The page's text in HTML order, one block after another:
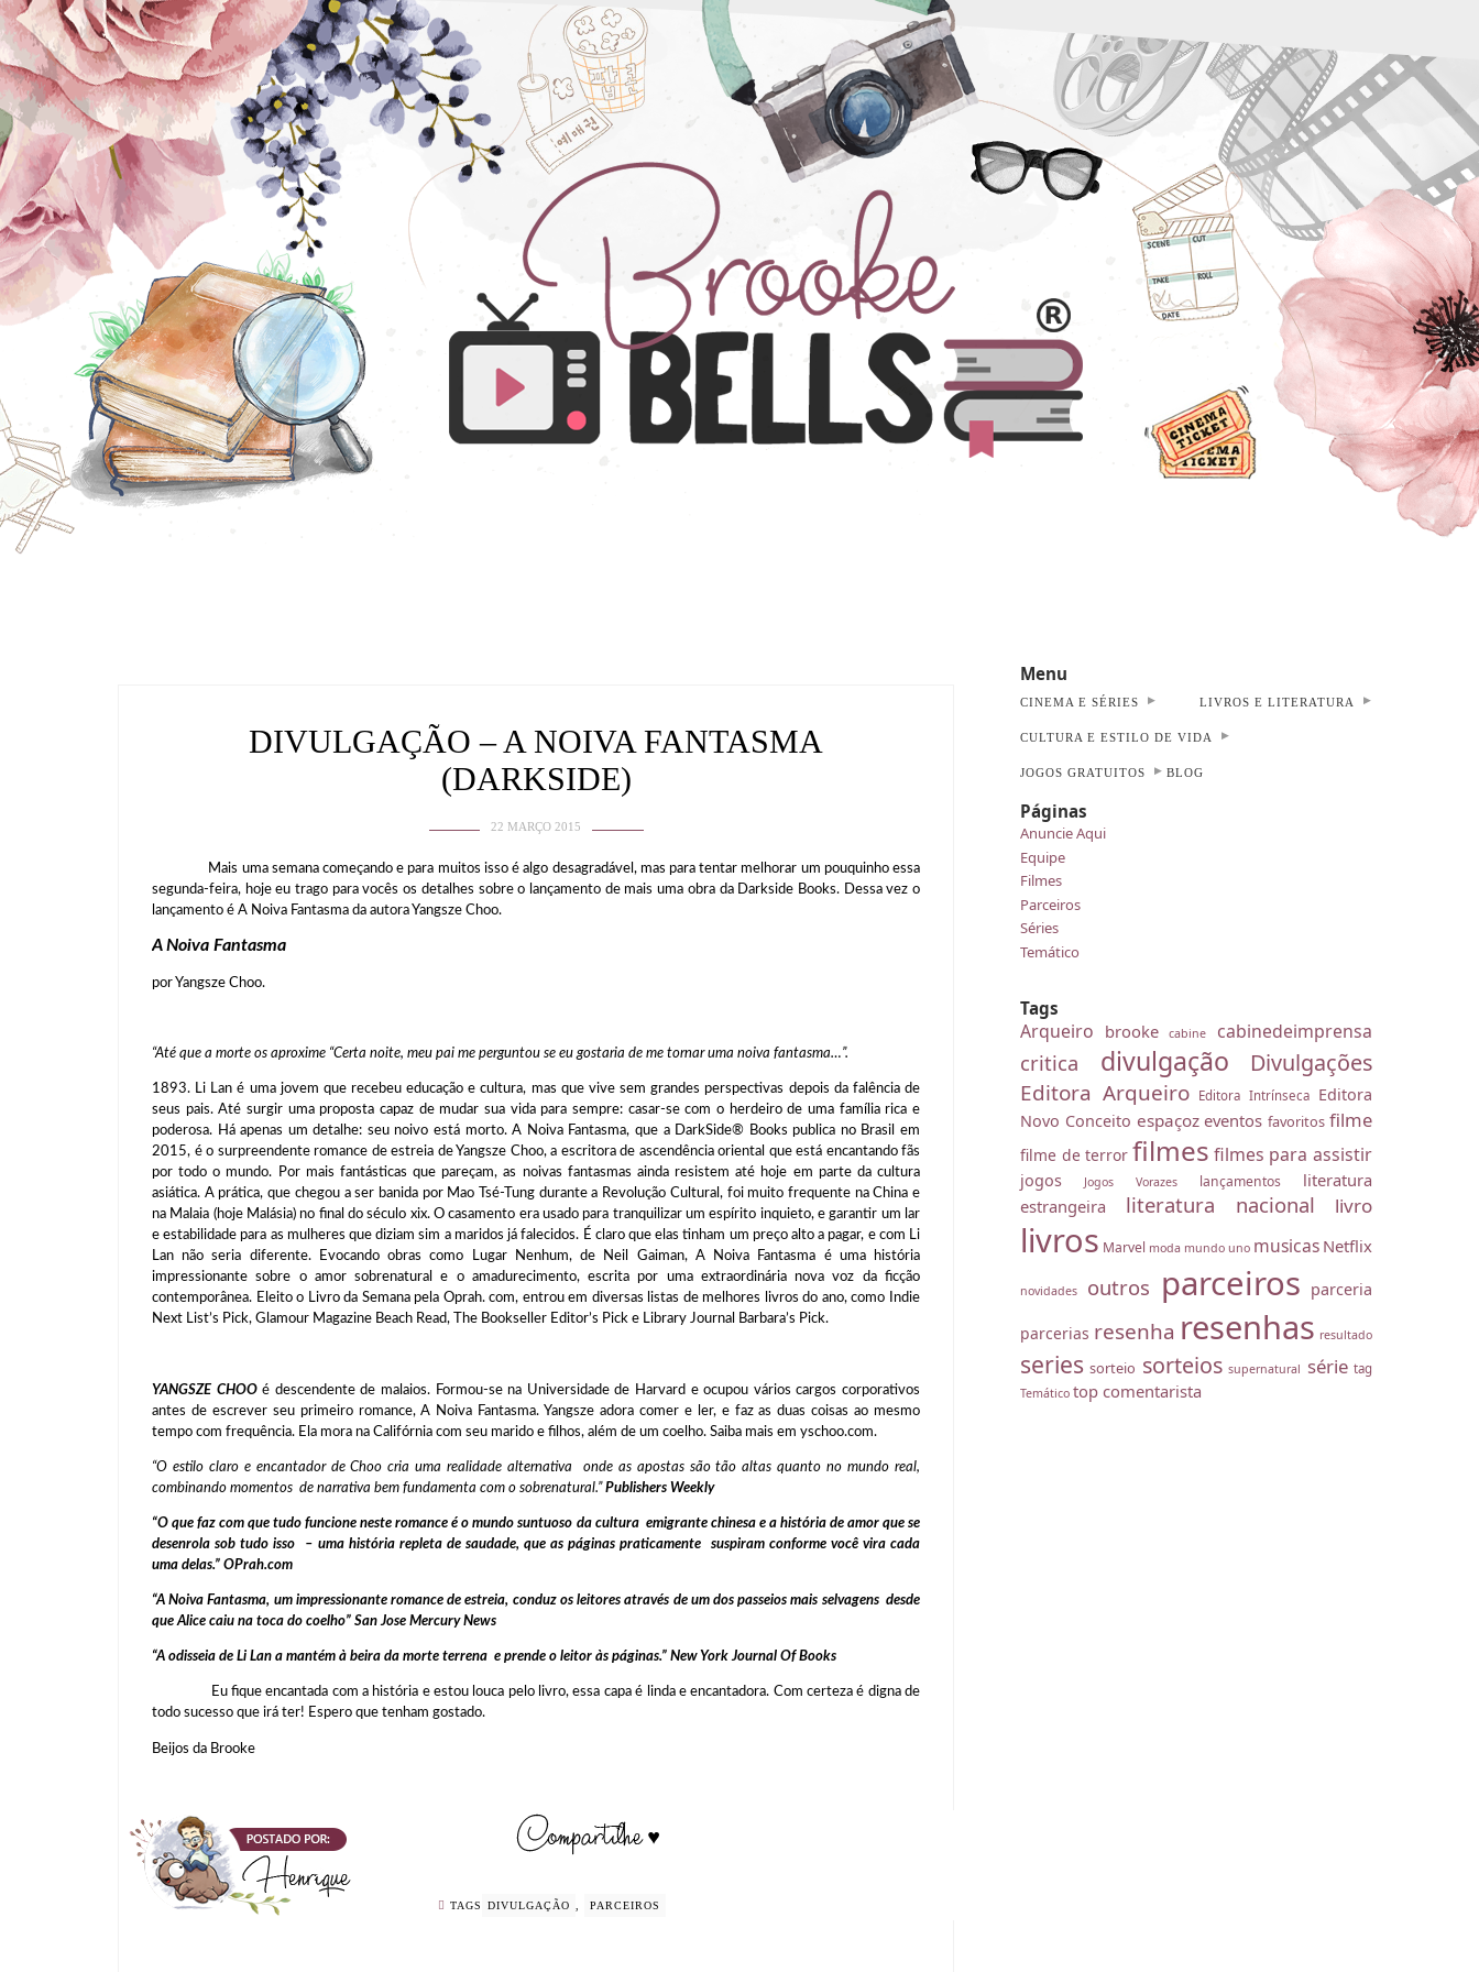
DIVULGAÇÃO – A NOIVA FANTASMA
(DARKSIDE)
22 MARÇO 2015
Mais uma semana começando e para muitos isso é algo desagradável, mas para tentar melhorar um pouquinho essa
segunda-feira, hoje eu trago para vocês os detalhes sobre o lançamento de mais uma obra da Darkside Books. Dessa vez o
lançamento é A Noiva Fantasma da autora Yangsze Choo.
A Noiva Fantasma
por Yangsze Choo.
“Até que a morte os aproxime “Certa noite, meu pai me perguntou se eu gostaria de me tornar uma noiva fantasma…”.
1893. Li Lan é uma jovem que recebeu educação e cultura, mas que vive sem grandes perspectivas depois da falência de
seus pais. Até surgir uma proposta capaz de mudar sua vida para sempre: casar-se com o herdeiro de uma família rica e
poderosa. Há apenas um detalhe: seu noivo está morto. A Noiva Fantasma, que a DarkSide® Books publica no Brasil em
2015, é o surpreendente romance de estreia de Yangsze Choo, a escritora de ascendência oriental que está encantando fãs
por todo o mundo. Por mais fantásticas que pareçam, as noivas fantasmas ainda resistem até hoje em parte da cultura
asiática. A prática, que chegou a ser banida por Mao Tsé-Tung durante a Revolução Cultural, foi muito frequente na China e
na Malaia (hoje Malásia) no final do século xix. O casamento era usado para tranquilizar um espírito inquieto, e garantir um lar
e estabilidade para as mulheres que diziam sim a maridos já falecidos. É claro que elas tinham um preço alto a pagar, e com Li
Lan não seria diferente. Evocando obras como Lugar Nenhum, de Neil Gaiman, A Noiva Fantasma é uma história
impressionante sobre o amor sobrenatural e o amadurecimento, escrita por uma extraordinária nova voz da ficção
contemporânea. Eleito o Livro da Semana pela Oprah. com, entrou em diversas listas de melhores livros do ano, como Indie
Next List’s Pick, Glamour Magazine Beach Read, The Bookseller Editor’s Pick e Library Journal Barbara’s Pick.
YANGSZE CHOOé descendente de malaios. Formou-se na Universidade de Harvard e ocupou vários cargos corporativos
antes de escrever seu primeiro romance, A Noiva Fantasma. Yangsze adora comer e ler, e faz as duas coisas ao mesmo
tempo com frequência. Ela mora na Califórnia com seu marido e filhos, além de um coelho. Saiba mais em yschoo.com.
“O estilo claro e encantador de Choo cria uma realidade alternativa onde as apostas são tão altas quanto no mundo real,
combinando momentos de narrativa bem fundamenta com o sobrenatural.”Publishers Weekly
“O que faz com que tudo funcione neste romance é o mundo suntuoso da cultura emigrante chinesa e a história de amor que se
desenrola sob tudo isso – uma história repleta de saudade, que as páginas praticamente suspiram conforme você vira cada
uma delas.” OPrah.com
“A Noiva Fantasma, um impressionante romance de estreia, conduz os leitores através de um dos passeios mais selvagens desde
que Alice caiu na toca do coelho” San Jose Mercury News
“A odisseia de Li Lan a mantém à beira da morte terrena e prende o leitor às páginas.” New York Journal Of Books
Eu fique encantada com a história e estou louca pelo livro, essa capa é linda e encantadora. Com certeza é digna de
todo sucesso que irá ter! Espero que tenham gostado.
Beijos da Brooke
TAGS DIVULGAÇÃO PARCEIROS
Menu
CINEMA E SÉRIES LIVROS E LITERATURA
CULTURA E ESTILO DE VIDA
JOGOS GRATUITOS BLOG
Páginas
Anuncie Aqui
Equipe
Filmes
Parceiros
Séries
Temático
Tags
Arqueiro brooke cabine cabinedeimprensa
critica divulgação Divulgações
Editora Arqueiro Editora Intrínseca Editora
Novo Conceito espaçoz eventos favoritos filme
filme de terror filmes filmes para assistir
jogos Jogos Vorazes lançamentos
literatura
estrangeira
literatura nacional livro
livros Marvel moda mundo uno musicas Netflix
novidades outros parceiros parceria
parcerias resenha resenhas resultado
series sorteio sorteios supernatural série tag
Temático top comentarista